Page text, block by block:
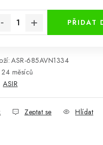
PŘIDAT
ASR-685AVN1334
24 měsíců
ASIR
Zeptat se Hlídat